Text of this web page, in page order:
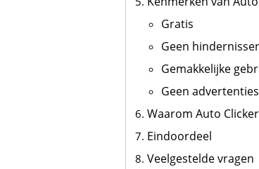
Gratis
Geen
Gemakkelijke
Geen advertenties
Waarom Auto
Eindoordeel
Veelgestelde vragen